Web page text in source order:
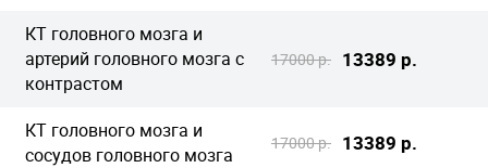
КТ головного мозга и
артерий головного мозга с
контрастом
17000 р. 13389 р.
КТ головного мозга и
сосудов головного мозга
17000 р. 13389 р.